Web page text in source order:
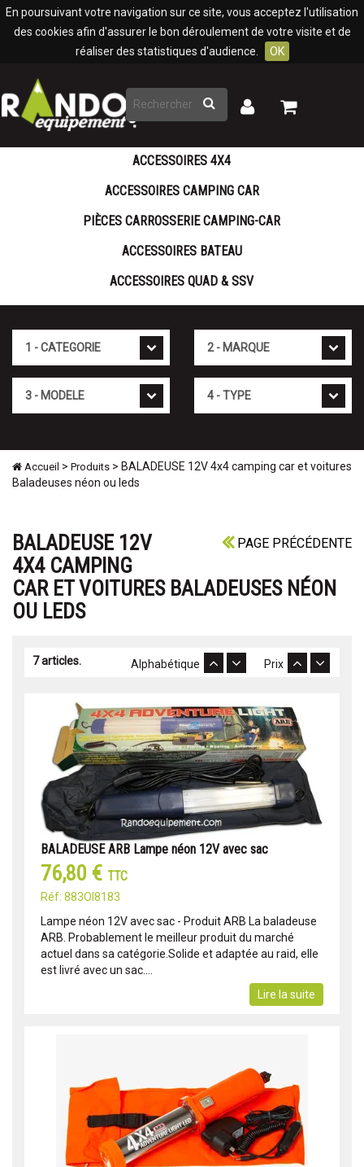
En poursuivant votre navigation sur ce site, vous acceptez l'utilisation
des cookies afin d'assurer le bon déroulement de votre visite et de
réaliser des statistiques d'audience.
OK
Rechercher
Mon
Mon
ACCESSOIRES 4X4
ACCESSOIRES CAMPING CAR
PIÈCES CARROSSERIE CAMPING-CAR
ACCESSOIRES BATEAU
ACCESSOIRES QUAD & SSV
Accueil > Produits > BALADEUSE 12V 4x4 camping car et voitures
Baladeuses néon ou leds
PAGE PRÉCÉDENTE
BALADEUSE 12V
4X4 CAMPING
CAR ET VOITURES BALADEUSES NÉON
OU LEDS
7 articles. Prix
Alphabétique
BALADEUSE ARB Lampe néon 12V avec sac
76,80 € TTC
Réf: 883OI8183
Lampe néon 12V avec sac - Produit ARB La baladeuse
ARB. Probablement le meilleur produit du marché
actuel dans sa catégorie.Solide et adaptée au raid, elle
est livré avec un sac....
Lire la suite
Panneau de gestion des cookies